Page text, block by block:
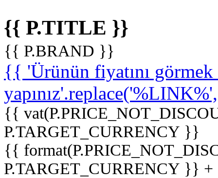
{{ P.TITLE }}
{{ P.BRAND }}
{{ 'Ürünün fiyatını
{{
P.TARGET_CURRENCY }}
{{
P.TARGET_CURRENCY }}